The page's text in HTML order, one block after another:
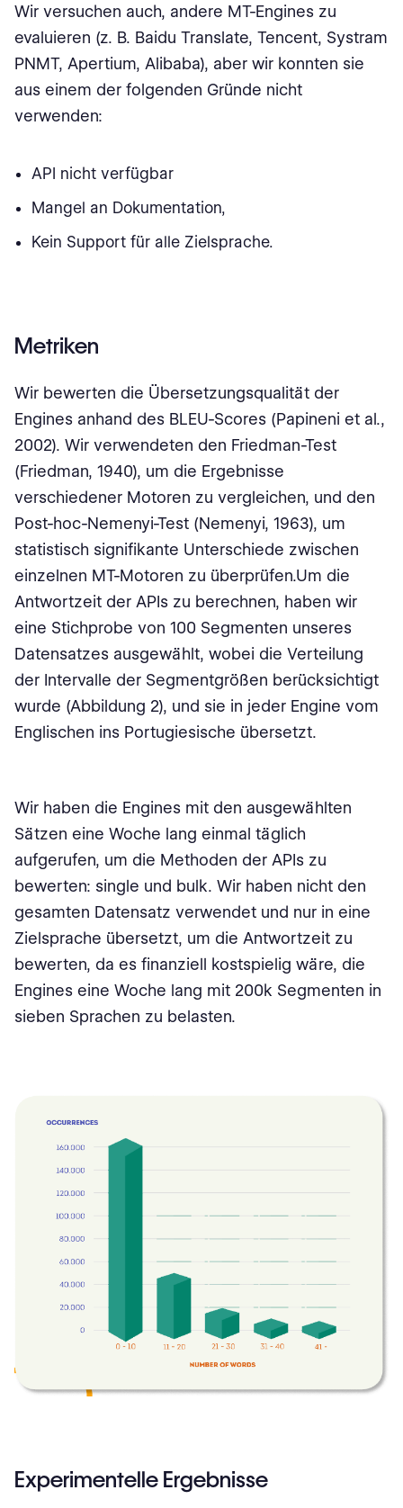
Wir versuchen auch, andere MT-Engines zu
evaluieren (z. B. Baidu Translate, Tencent, Systram
PNMT, Apertium, Alibaba), aber wir konnten sie
aus einem der folgenden Gründe nicht
verwenden:
API nicht verfügbar
Mangel an Dokumentation,
Kein Support für alle Zielsprache.
Metriken
Wir bewerten die Übersetzungsqualität der
Engines anhand des BLEU-Scores (Papineni et al.,
2002). Wir verwendeten den Friedman-Test
(Friedman, 1940), um die Ergebnisse
verschiedener Motoren zu vergleichen, und den
Post-hoc-Nemenyi-Test (Nemenyi, 1963), um
statistisch signifikante Unterschiede zwischen
einzelnen MT-Motoren zu überprüfen.Um die
Antwortzeit der APIs zu berechnen, haben wir
eine Stichprobe von 100 Segmenten unseres
Datensatzes ausgewählt, wobei die Verteilung
der Intervalle der Segmentgrößen berücksichtigt
wurde (Abbildung 2), und sie in jeder Engine vom
Englischen ins Portugiesische übersetzt.
Wir haben die Engines mit den ausgewählten
Sätzen eine Woche lang einmal täglich
aufgerufen, um die Methoden der APIs zu
bewerten: single und bulk. Wir haben nicht den
gesamten Datensatz verwendet und nur in eine
Zielsprache übersetzt, um die Antwortzeit zu
bewerten, da es finanziell kostspielig wäre, die
Engines eine Woche lang mit 200k Segmenten in
sieben Sprachen zu belasten.
Experimentelle Ergebnisse